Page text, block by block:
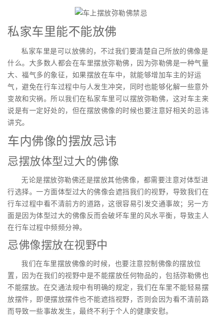
私家车里能不能放佛
私家车里是可以放佛的，不过我们要清楚自己所放的佛像是
什么。大多数人都会在车里摆放弥勒佛，因为弥勒佛是一种气量
大、福气多的象征，如果摆放在车中，就能够增加车主的好运
气，避免在行车过程中与人发生冲突，同时也能够化解一些意外
变故和灾祸。所以我们在私家车里可以摆放弥勒佛，这对车主来
说是有一定好处的，但在摆放佛像的时候也要注意好相关的忌讳
讲究。
车内佛像的摆放忌讳
忌摆放体型过大的佛像
无论是摆放弥勒佛还是摆放其他佛像，都需要注意对体型进
行选择。一方面体型过大的佛像会遮挡我们的视野，导致我们在
行车过程中看不清前方的道路，这很容易引发交通事故；另一方
面是因为体型过大的佛像反而会破坏车里的风水平衡，导致主人
在行车过程中频频分神。
忌佛像摆放在视野中
我们在车里摆放佛像的时候，也要注意控制佛像的摆放位
置，因为在我们的视野中是不能摆放任何物品的，包括弥勒佛也
不能摆放。在交通法规中有明确的规定，我们在车里不能轻易摆
放摆件，即便摆放摆件也不能遮挡视野，否则会因为看不清前路
而导致一些事故发生，最终不利于个人的健康安慰。